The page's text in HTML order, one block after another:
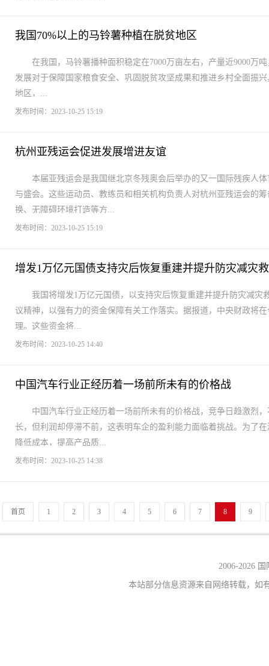
我国70%以上的马铃薯种植在脱贫地区
在我国，马铃薯播种面积稳定在7000万亩左右，产量近9000万
发展对于保障国家粮食安全、巩固脱贫攻坚成果和推进乡村全面振
地区，...
发布时间：2023-10-25 15:19
杭州亚残运会促进发展增进友谊
本届亚残运会是我国继北京冬残奥会后举办的又一国际残疾人
与盛会。这些运动员、教练员和相关机构负责人对杭州亚残运会的
换、无障碍环境打造等方...
发布时间：2023-10-25 15:19
增发1万亿元国债支持灾后恢复重建并提升防灾减灾
我国将增发1万亿元国债，以支持灾后恢复重建并提升防灾减
议精神，以强有力的资金保障有关工作落实。据报道，中央财政将
理。这些资金将...
发布时间：2023-10-25 14:40
中国汽车行业正经历着一场前所未有的价格战
中国汽车行业正经历着一场前所未有的价格战，竞争日趋激烈
长，但利润却停滞不前，这表明车企的盈利能力面临着挑战。为了
降低成本，提高产品质...
发布时间：2023-10-25 14:38
首页 1 2 3 4 5 6 7 8 9
2006-2026
本站部分信息资源来自网络转载，如